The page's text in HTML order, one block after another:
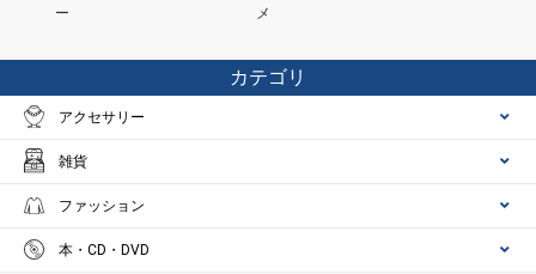
ー
メ
カテゴリ
アクセサリー
雑貨
ファッション
本・CD・DVD